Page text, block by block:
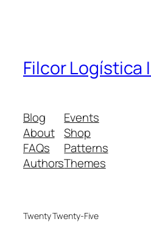
Filcor Logística
Blog
About
FAQs
Authors
Events
Shop
Patterns
Themes
Twenty Twenty-Five